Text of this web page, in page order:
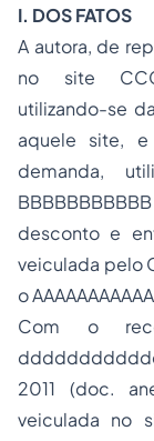
I. DOS FATOS
A autora, de
no site
utilizando-se
aquele site,
demanda,
desconto e
veiculada pelo
o
Com o
2011 (doc.
veiculada no